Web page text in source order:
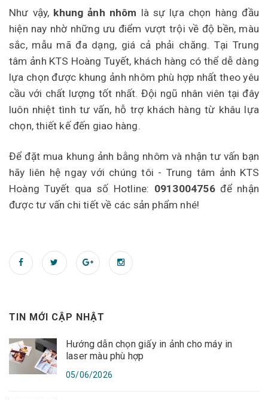
TIN MỚI CẬP NHẬT
Hướng dẫn chọn giấy in ảnh cho máy in
laser màu phù hợp
05/06/2026
Như vậy, khung ảnh nhôm là sự lựa chọn hàng đầu
hiện nay nhờ những ưu điểm vượt trội về độ bền, màu
sắc, mẫu mã đa dạng, giá cả phải chăng. Tại Trung
tâm ảnh KTS Hoàng Tuyết, khách hàng có thể dễ dàng
lựa chọn được khung ảnh nhôm phù hợp nhất theo yêu
cầu với chất lượng tốt nhất. Đội ngũ nhân viên tại đây
luôn nhiệt tình tư vấn, hỗ trợ khách hàng từ khâu lựa
chọn, thiết kế đến giao hàng.
Để đặt mua khung ảnh bằng nhôm và nhận tư vấn bạn
hãy liên hệ ngay với chúng tôi - Trung tâm ảnh KTS
Hoàng Tuyết qua số Hotline: 0913004756để nhận
được tư vấn chi tiết về các sản phẩm nhé!